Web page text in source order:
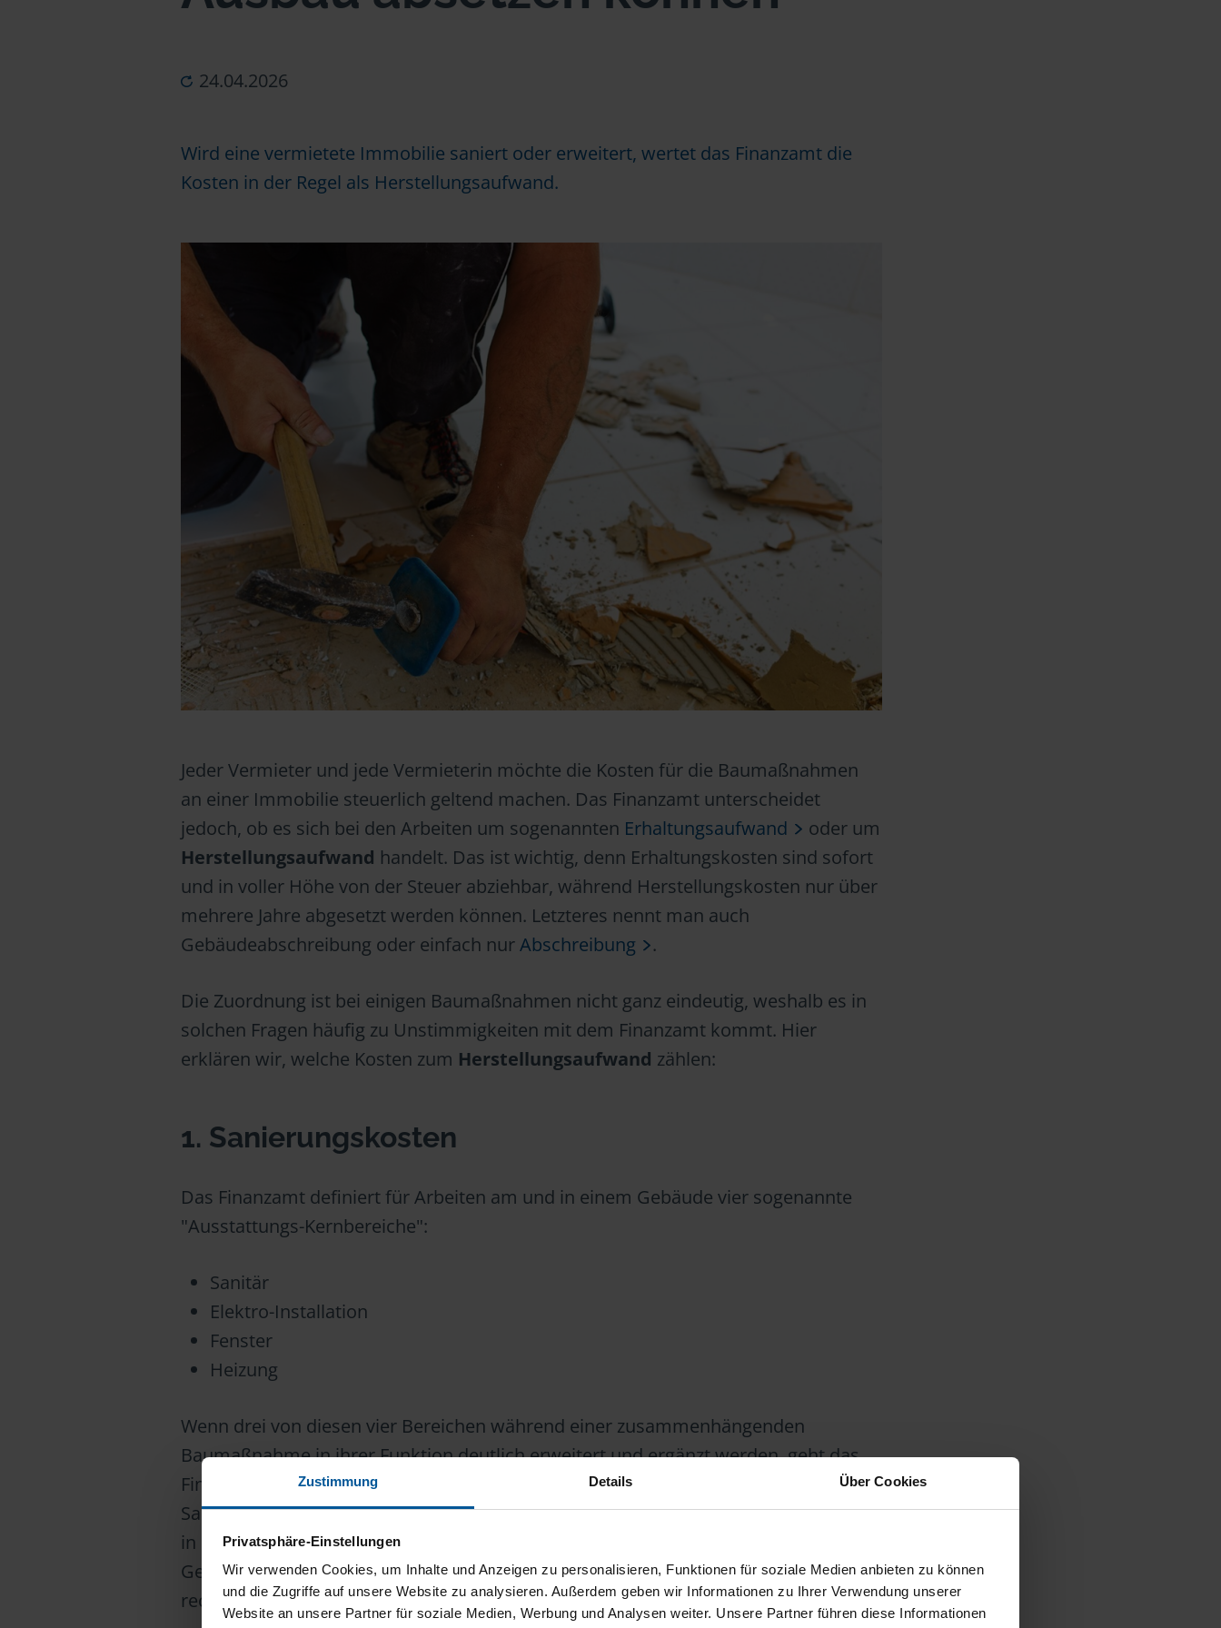
Zustimmung Details Über Cookies
Privatsphäre-Einstellungen
Wir verwenden Cookies, um Inhalte und Anzeigen zu personalisieren, Funktionen für soziale Medien anbieten zu können
und die Zugriffe auf unsere Website zu analysieren. Außerdem geben wir Informationen zu Ihrer Verwendung unserer
Website an unsere Partner für soziale Medien, Werbung und Analysen weiter. Unsere Partner führen diese Informationen
24.04.2026
Wird eine vermietete Immobilie saniert oder erweitert, wertet das Finanzamt die
Kosten in der Regel als Herstellungsaufwand.
Jeder Vermieter und jede Vermieterin möchte die Kosten für die Baumaßnahmen
an einer Immobilie steuerlich geltend machen. Das Finanzamt unterscheidet
jedoch, ob es sich bei den Arbeiten um sogenannten Erhaltungsaufwand
oder um
Herstellungsaufwand handelt. Das ist wichtig, denn Erhaltungskosten sind sofort
und in voller Höhe von der Steuer abziehbar, während Herstellungskosten nur über
mehrere Jahre abgesetzt werden können. Letzteres nennt man auch
Gebäudeabschreibung oder einfach nurAbschreibung .
Die Zuordnung ist bei einigen Baumaßnahmen nicht ganz eindeutig, weshalb es in
solchen Fragen häufig zu Unstimmigkeiten mit dem Finanzamt kommt. Hier
erklären wir, welche Kosten zum Herstellungsaufwand zählen:
1. Sanierungskosten
Das Finanzamt definiert für Arbeiten am und in einem Gebäude vier sogenannte
"Ausstattungs-Kernbereiche":
Sanitär
Elektro-Installation
Fenster
Heizung
Wenn drei von diesen vier Bereichen während einer zusammenhängenden
Baumaßnahme in ihrer Funktion deutlich erweitert und ergänzt werden, geht das
Finanzamt von einer sogenannten Hebung des Standards aus – gemeinhin als
Sanierung bezeichnet. Die Wohnung oder das Haus wird durch die Baumaßnahmen
in den drei Kernbereichen wesentlich verbessert und der Gebrauchswert des
Gebäudes steigt. Die Kosten, die bei einer nachträglichen Sanierung anfallen,
rechnet das Finanzamt demHerstellungsaufwandzu.